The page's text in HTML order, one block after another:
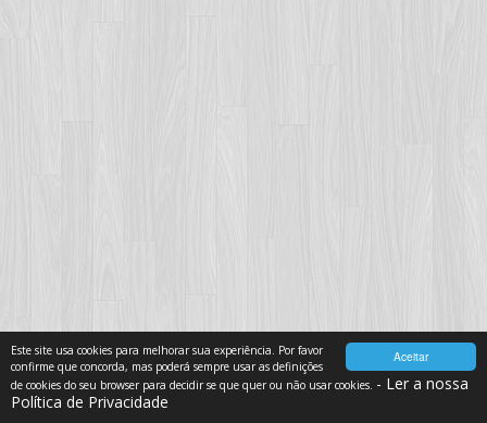
Aceitar
Este site usa cookies para melhorar sua experiência. Por favor
confirme que concorda, mas poderá sempre usar as definições
de cookies do seu browser para decidir se que quer ou não usar cookies. - Ler a nossa
Política de Privacidade